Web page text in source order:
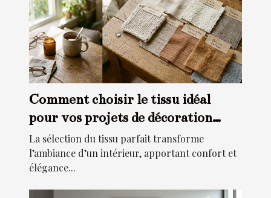
Comment choisir le tissu idéal
pour vos projets de décoration
intérieure ?
La sélection du tissu parfait transforme
l’ambiance d’un intérieur, apportant confort et
élégance...